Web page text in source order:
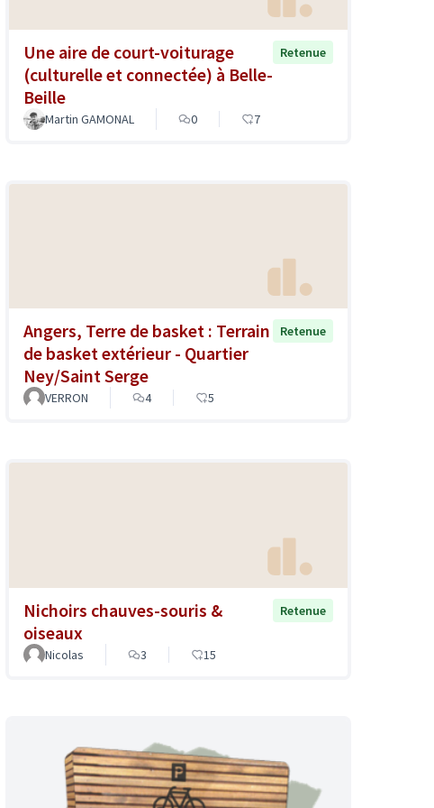
Une aire de court-voiturage
(culturelle et connectée) à Belle-
Beille
Retenue
Martin GAMONAL 0 7
Angers, Terre de basket : Terrain
de basket extérieur - Quartier
Ney/Saint Serge
Retenue
VERRON 4 5
Nichoirs chauves-souris &
oiseaux
Retenue
Nicolas 3 15